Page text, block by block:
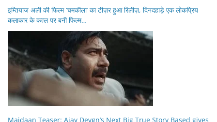
इम्तियाज अली की फिल्म ‘चमकीला’ का टीज़र हुआ रिलीज़, दिनदहाड़े एक लोकप्रिय
कलाकार के कत्ल पर बनी फिल्म…
Maidaan Teaser: Ajay Devgn’s Next Big True Story Based gives